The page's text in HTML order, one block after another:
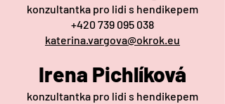
konzultantka pro lidi s hendikepem
+420 739 095 038
katerina.vargova@okrok.eu
Irena Pichlíková
konzultantka pro lidi s hendikepem